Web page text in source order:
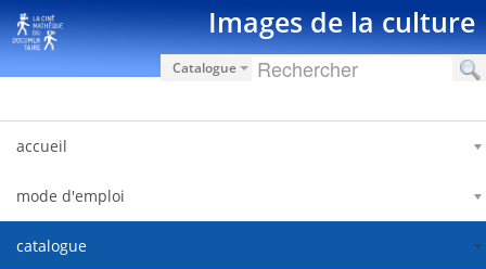
跳转到内容 Images de la culture
Catalogue
accueil
mode d'emploi
catalogue